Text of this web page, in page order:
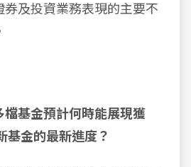
券及投資業務表現的主要不
檔基金預計何時能展現獲
基金的最新進度？